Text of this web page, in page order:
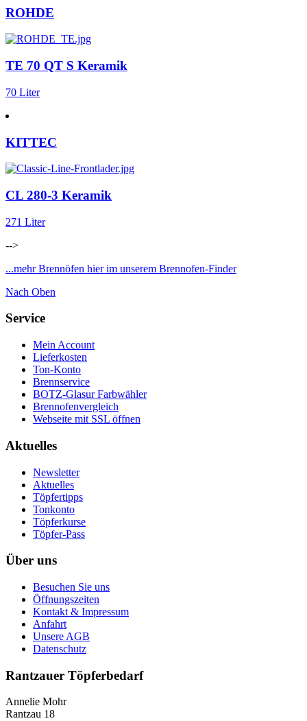
ROHDE
TE 70 QT S Keramik
70 Liter
KITTEC
CL 280-3 Keramik
271 Liter
-->
...mehr Brennöfen hier im unserem Brennofen-Finder
Nach Oben
Service
Mein Account
Lieferkosten
Ton-Konto
Brennservice
BOTZ-Glasur Farbwähler
Brennofenvergleich
Webseite mit SSL öffnen
Aktuelles
Newsletter
Aktuelles
Töpfertipps
Tonkonto
Töpferkurse
Töpfer-Pass
Über uns
Besuchen Sie uns
Öffnungszeiten
Kontakt & Impressum
Anfahrt
Unsere AGB
Datenschutz
Rantzauer Töpferbedarf
Annelie Mohr
Rantzau 18